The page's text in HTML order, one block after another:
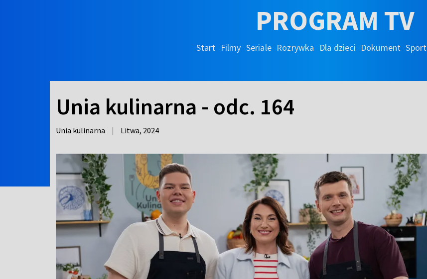
PROGRAM TV
Start Filmy Seriale Rozrywka Dla dzieci Dokument Sport
Unia kulinarna - odc. 164
Unia kulinarna | Litwa, 2024